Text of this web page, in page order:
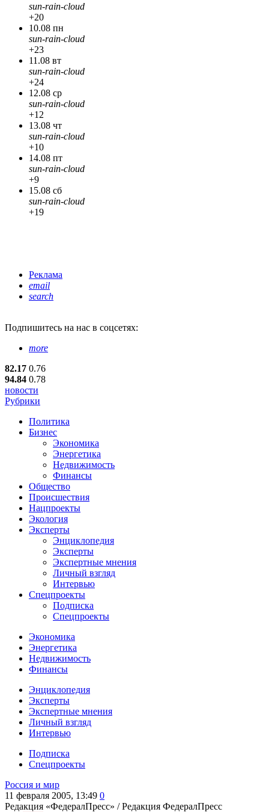
sun-rain-cloud
+20
10.08 пн
sun-rain-cloud
+23
11.08 вт
sun-rain-cloud
+24
12.08 ср
sun-rain-cloud
+12
13.08 чт
sun-rain-cloud
+10
14.08 пт
sun-rain-cloud
+9
15.08 сб
sun-rain-cloud
+19
Реклама
email
search
Подпишитесь на нас в соцсетях:
more
82.17 0.76
94.84 0.78
новости
Рубрики
Политика
Бизнес
Экономика
Энергетика
Недвижимость
Финансы
Общество
Происшествия
Нацпроекты
Экология
Эксперты
Энциклопедия
Эксперты
Экспертные мнения
Личный взгляд
Интервью
Спецпроекты
Подписка
Спецпроекты
Экономика
Энергетика
Недвижимость
Финансы
Энциклопедия
Эксперты
Экспертные мнения
Личный взгляд
Интервью
Подписка
Спецпроекты
Россия и мир
11 февраля 2005, 13:49 0
Редакция «ФедералПресс» /Редакция ФедералПресс